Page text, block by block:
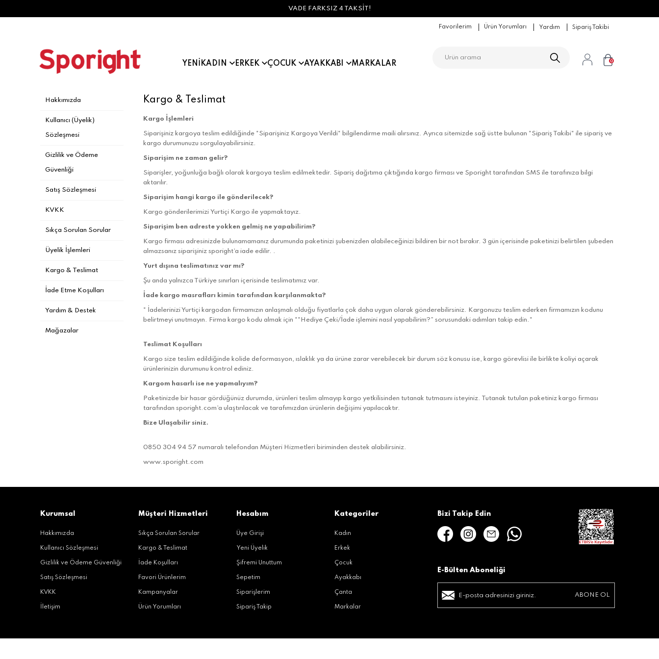
VADE FARKSIZ 4 TAKSİT!
Favorilerim Ürün Yorumları Yardım Sipariş Takibi
YENI KADIN ERKEK ÇOCUK AYAKKABI MARKALAR 0
Hakkımızda
Kullanıcı (Üyelik)
Sözleşmesi
Gizlilik ve Ödeme
Güvenliği
Satış Sözleşmesi
KVKK
Sıkça Sorulan Sorular
Üyelik İşlemleri
Kargo & Teslimat
İade Etme Koşulları
Yardım & Destek
Mağazalar
Kargo & Teslimat
Kargo İşlemleri
Siparişiniz kargoya teslim edildiğinde "Siparişiniz Kargoya Verildi" bilgilendirme maili alırsınız. Ayrıca sitemizde sağ üstte bulunan "Sipariş Takibi" ile sipariş ve
kargo durumunuzu sorgulayabilirsiniz.
Siparişim ne zaman gelir?
Siparişler, yoğunluğa bağlı olarak kargoya teslim edilmektedir. Sipariş dağıtıma çıktığında kargo firması ve Sporight tarafından SMS ile tarafınıza bilgi
aktarılır.
Siparişim hangi kargo ile gönderilecek?
Kargo gönderilerimizi Yurtiçi Kargo ile yapmaktayız.
Siparişim ben adreste yokken gelmiş ne yapabilirim?
Kargo firması adresinizde bulunamamanız durumunda paketinizi şubenizden alabileceğinizi bildiren bir not bırakır. 3 gün içerisinde paketinizi belirtilen şubeden
almazsanız siparişiniz sporight’a iade edilir. .
Yurt dışına teslimatınız var mı?
Şu anda yalnızca Türkiye sınırları içerisinde teslimatımız var.
İade kargo masrafları kimin tarafından karşılanmakta?
" İadelerinizi Yurtiçi kargodan firmamızın anlaşmalı olduğu fiyatlarla çok daha uygun olarak gönderebilirsiniz. Kargonuzu teslim ederken firmamızın kodunu
belirtmeyi unutmayın. Firma kargo kodu almak için ""Hediye Çeki/İade işlemini nasıl yapabilirim?” sorusundaki adımları takip edin."
Teslimat Koşulları
Kargo size teslim edildiğinde kolide deformasyon, ıslaklık ya da ürüne zarar verebilecek bir durum söz konusu ise, kargo görevlisi ile birlikte koliyi açarak
ürünlerinizin durumunu kontrol ediniz.
Kargom hasarlı ise ne yapmalıyım?
Paketinizde bir hasar gördüğünüz durumda, ürünleri teslim almayıp kargo yetkilisinden tutanak tutmasını isteyiniz. Tutanak tutulan paketiniz kargo firması
tarafından sporight.com’a ulaştırılacak ve tarafımızdan ürünlerin değişimi yapılacaktır.
Bize Ulaşabilir siniz.
0850 304 94 57 numaralı telefondan Müşteri Hizmetleri biriminden destek alabilirsiniz.
www.sporight.com
Kurumsal
Hakkımızda
Kullanıcı Sözleşmesi
Gizlilik ve Ödeme Güvenliği
Satış Sözleşmesi
KVKK
İletişim
Müşteri Hizmetleri
Sıkça Sorulan Sorular
Kargo & Teslimat
İade Koşulları
Favori Ürünlerim
Kampanyalar
Ürün Yorumları
Hesabım
Üye Girişi
Yeni Üyelik
Şifremi Unuttum
Sepetim
Siparişlerim
Sipariş Takip
Kategoriler
Kadın
Erkek
Çocuk
Ayakkabı
Çanta
Markalar
Bizi Takip Edin
E-Bülten Aboneliği